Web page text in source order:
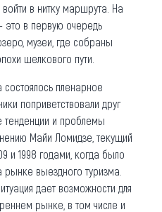
в нитку маршрута. На
это в первую очередь
музеи, где собраны
шелкового пути.
пленарное
поприветствовали друг
тенденции и проблемы
Майи Ломидзе, текущий
и 1998 годами, когда было
выездного туризма.
дает возможности для
рынке, в том числе и